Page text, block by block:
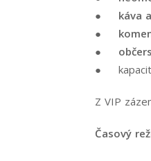
● káva
●
●
●
Z VIP
Časový